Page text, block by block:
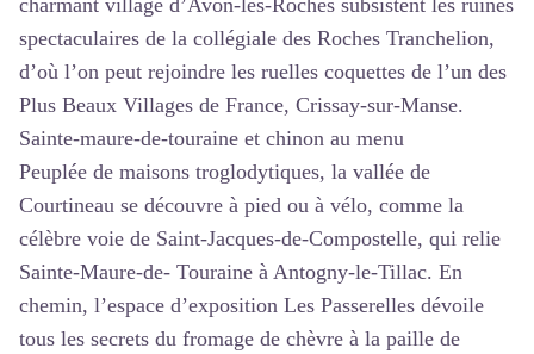
spectaculaires de la collégiale des Roches Tranchelion,
d’où l’on peut rejoindre les ruelles coquettes de l’un des
Plus Beaux Villages de France, Crissay-sur-Manse.
Sainte-maure-de-touraine et chinon au menu
Peuplée de maisons troglodytiques, la vallée de
Courtineau se découvre à pied ou à vélo, comme la
célèbre voie de Saint-Jacques-de-Compostelle, qui relie
Sainte-Maure-de- Touraine à Antogny-le-Tillac. En
chemin, l’espace d’exposition Les Passerelles dévoile
tous les secrets du fromage de chèvre à la paille de